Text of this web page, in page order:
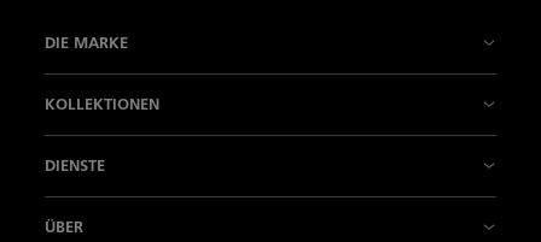
DIE MARKE
Unsere Manufakturen
Innovation ist Unsere Tradition
KOLLEKTIONEN
Air Command
DIENSTE
ÜBER